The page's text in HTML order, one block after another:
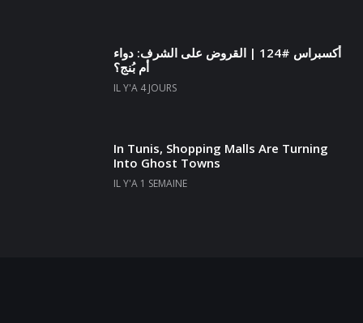
أكسبراس #124 | القروض على الشرف: دواء
أم بُنج؟
IL Y'A 4 JOURS
In Tunis, Shopping Malls Are Turning
Into Ghost Towns
IL Y'A 1 SEMAINE